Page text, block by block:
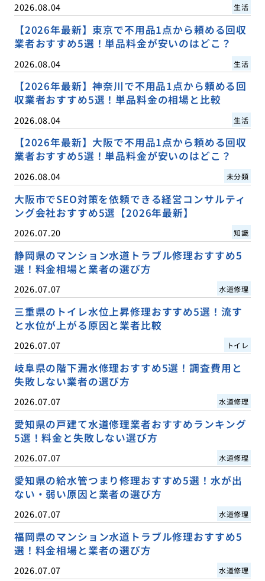
2026.08.04 生活
【2026年最新】東京で不用品1点から頼める回収
業者おすすめ5選！単品料金が安いのはどこ？
2026.08.04 生活
【2026年最新】神奈川で不用品1点から頼める回
収業者おすすめ5選！単品料金の相場と比較
2026.08.04 生活
【2026年最新】大阪で不用品1点から頼める回収
業者おすすめ5選！単品料金が安いのはどこ？
2026.08.04 未分類
大阪市でSEO対策を依頼できる経営コンサルティ
ング会社おすすめ5選【2026年最新】
2026.07.20 知識
静岡県のマンション水道トラブル修理おすすめ5
選！料金相場と業者の選び方
2026.07.07 水道修理
三重県のトイレ水位上昇修理おすすめ5選！流す
と水位が上がる原因と業者比較
2026.07.07 トイレ
岐阜県の階下漏水修理おすすめ5選！調査費用と
失敗しない業者の選び方
2026.07.07 水道修理
愛知県の戸建て水道修理業者おすすめランキング
5選！料金と失敗しない選び方
2026.07.07 水道修理
愛知県の給水管つまり修理おすすめ5選！水が出
ない・弱い原因と業者の選び方
2026.07.07 水道修理
福岡県のマンション水道トラブル修理おすすめ5
選！料金相場と業者の選び方
2026.07.07 水道修理